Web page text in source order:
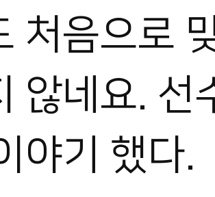
처음으로
않네요. 선
야기 했다.